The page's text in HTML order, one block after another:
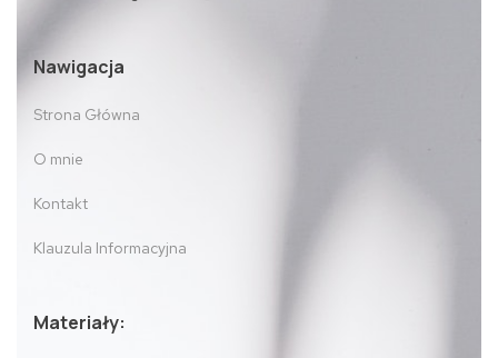
Nawigacja
Strona Główna
O mnie
Kontakt
Klauzula Informacyjna
Materiały: